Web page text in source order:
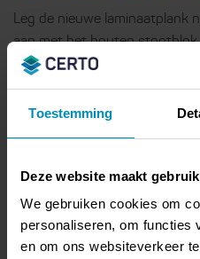
Toestemming
Deze website maakt
We gebruiken cookies om
personaliseren, om functies
en om ons websiteverkeer
Leg de nieuwe laminaatplank
aan met het houten
te liggen en kan de lijm goed
lijmresten direct met een
gewichten minstens 48 uur